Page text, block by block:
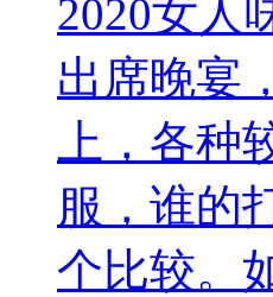
2020女人
出席晚宴
上，各
服，谁的
个比较。